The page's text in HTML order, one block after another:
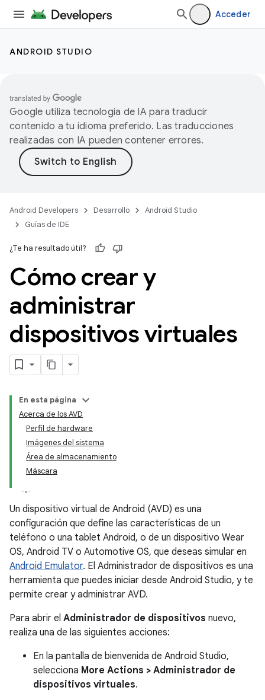
Acceder
ANDROID STUDIO
Google utiliza tecnología de IA para traducir
contenido a tu idioma preferido. Las traducciones
realizadas con IA pueden contener errores.
Android Developers Desarrollo
Android Studio
Guías de IDE
¿Te ha resultado útil?
Cómo crear y
administrar
dispositivos virtuales
En esta página
Acerca de los AVD
Perfil de hardware
Imágenes del sistema
Área de almacenamiento
Máscara
Un dispositivo virtual de Android (AVD) es una
configuración que define las características de un
teléfono o una tablet Android, o de un dispositivo Wear
OS, Android TV o Automotive OS, que deseas simular en
Android Emulator. El Administrador de dispositivos es una
herramienta que puedes iniciar desde Android Studio, y te
permite crear y administrar AVD.
Para abrir el Administrador de dispositivos nuevo,
realiza una de las siguientes acciones:
En la pantalla de bienvenida de Android Studio,
selecciona More Actions > Administrador de
dispositivos virtuales.